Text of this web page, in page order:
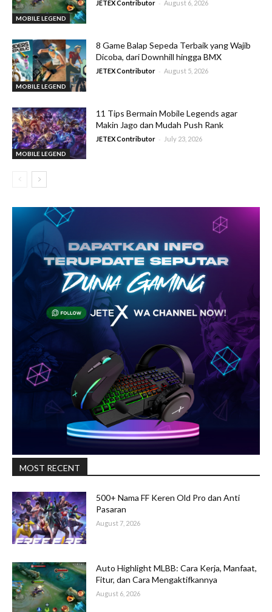
MOBILE LEGEND
JETEX Contributor - August 6, 2026
MOBILE LEGEND
8 Game Balap Sepeda Terbaik yang Wajib
Dicoba, dari Downhill hingga BMX
JETEX Contributor - August 5, 2026
MOBILE LEGEND
11 Tips Bermain Mobile Legends agar
Makin Jago dan Mudah Push Rank
JETEX Contributor - July 23, 2026
MOST RECENT
500+ Nama FF Keren Old Pro dan Anti
Pasaran
August 7, 2026
Auto Highlight MLBB: Cara Kerja, Manfaat,
Fitur, dan Cara Mengaktifkannya
August 6, 2026